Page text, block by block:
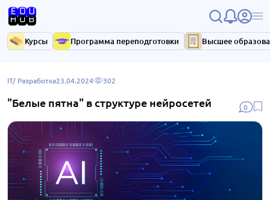
Курсы Программа переподготовки Высшее
0
IT/ Разработка23.04.2024 302
"Белые пятна" в структуре нейросетей